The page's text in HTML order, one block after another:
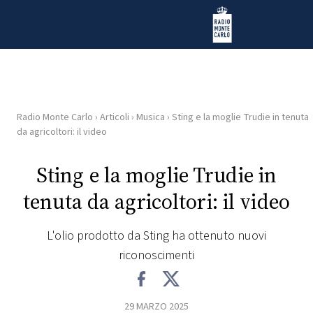
Radio Monte Carlo
HOME
RADIO
WEB
Radio Monte Carlo › Articoli › Musica › Sting e la moglie Trudie in tenuta
da agricoltori: il video
Sting e la moglie Trudie in
tenuta da agricoltori: il video
L'olio prodotto da Sting ha ottenuto nuovi
riconoscimenti
29 MARZO 2025